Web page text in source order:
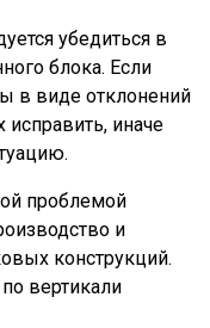
убедиться в
блока. Если
в виде отклонений
иначе
проблемой
и
конструкций.
вертикали